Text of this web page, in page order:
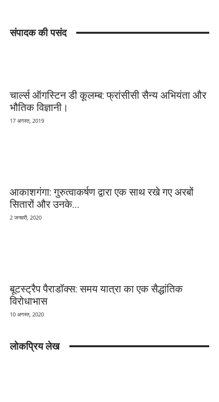
संपादक की पसंद
चार्ल्स ऑगस्टिन डी कूलम्ब: फ्रांसीसी सैन्य अभियंता और
भौतिक विज्ञानी।
17 अगस्त, 2019
आकाशगंगा: गुरुत्वाकर्षण द्वारा एक साथ रखे गए अरबों
सितारों और उनके...
2 जनवरी, 2020
बूटस्ट्रैप पैराडॉक्स: समय यात्रा का एक सैद्धांतिक
विरोधाभास
10 अगस्त, 2020
लोकप्रिय लेख